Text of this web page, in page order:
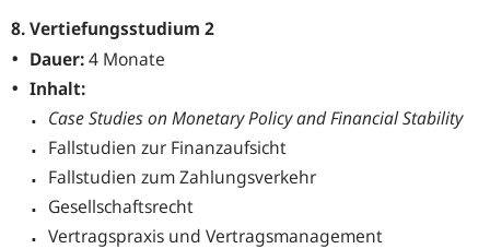
8. Vertiefungsstudium 2
Dauer:4 Monate
Inhalt:
Case Studies on Monetary Policy and Financial Stability
Fallstudien zur Finanzaufsicht
Fallstudien zum Zahlungsverkehr
Gesellschaftsrecht
Vertragspraxis und Vertragsmanagement